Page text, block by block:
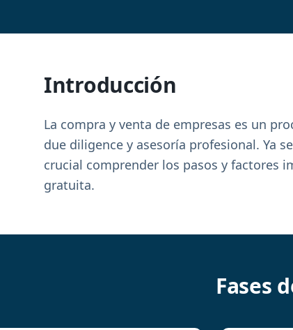
Introducción
La compra y venta de empresas es un
due diligence y asesoría profesional. Ya
crucial comprender los pasos y factores
gratuita.
Fases